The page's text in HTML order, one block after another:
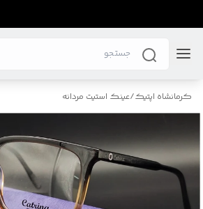
کرمانشاه اپتیک/عینک استیت مردانه